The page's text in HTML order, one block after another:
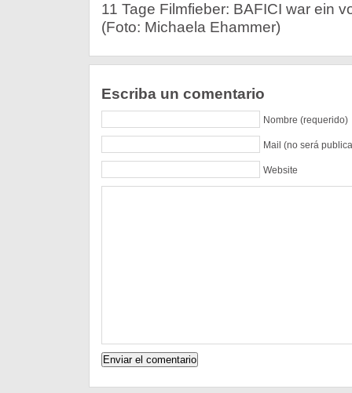
11 Tage Filmfieber: BAFICI war ein
(Foto: Michaela Ehammer)
Escriba un comentario
Nombre (requerido)
Mail (no será
Website